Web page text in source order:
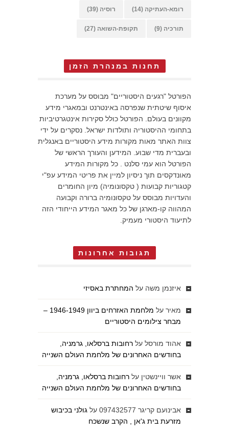
רומא-העתיקה (14) רוסיה (39)
תורכיה (9) תקופת-השואה (27)
תחנות במנהרת הזמן
הפורטל "רגעים היסטוריים" מבוסס על מערכת
איסוף שיטתית שנפרסה באינטרנט ובמאגרי מידע
מקוונים בעולם. הפורטל כולל סקירות אינטגרטיביות
בתחומי ההיסטוריה ותולדות ישראל. נסקרים על ידי
צוות האתר מאות מקורות מידע היסטוריים באנגלית
ובעברית מדי שבוע. המידען והעורך הראשי של
הפורטל הוא עמי סלנט . כל מקורות המידע
מאונדקסים תוך ניסיון למיין את פריטי המידע עפ"י
קטגוריות קבועות ( טקסונומיה) מיון החומרים
והעדויות מבוסס על טקסונומיה ברורה וקבועה
המהווה קו-מארגן של כל מאגר המידע הייחודי הזה
לתיעוד היסטורי מעמיק.
תגובות אחרונות
איזנמן משה על המחתרת באסיזי
מאיר על
מלחמת האזרחים ביוון 1946-1949 –
מבחר צילומים היסטוריים
אהוד מורסל על רחובות ברסלאו, גרמניה,
בחודשים האחרונים של מלחמת העולם השנייה
אשר וויינשטין על רחובות ברסלאו, גרמניה,
בחודשים האחרונים של מלחמת העולם השנייה
אבינועם קריגר 097432577 על גולני בכיבוש
מזרעת בית ג'אן , הקרב שנשכח